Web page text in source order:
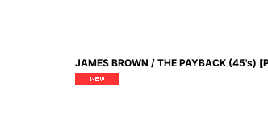
JAMES BROWN / THE PAYBACK (45's) [